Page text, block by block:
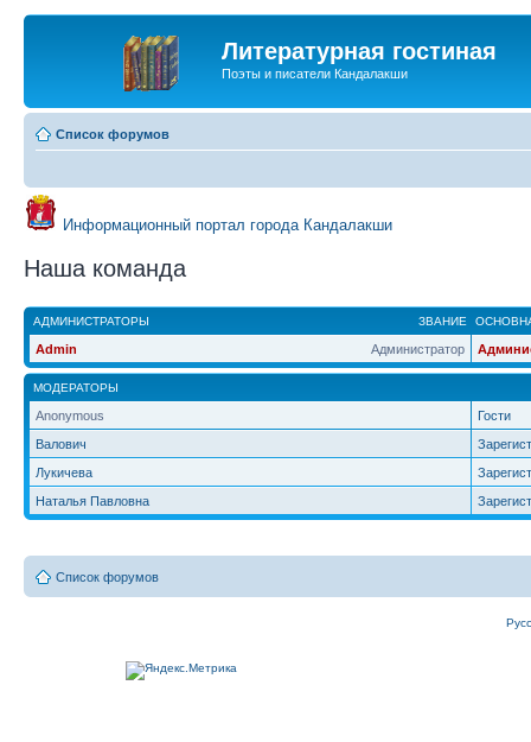
Литературная гостиная
Поэты и писатели Кандалакши
Список форумов
Информационный портал города Кандалакши
Наша команда
ЗВАНИЕ
АДМИНИСТРАТОРЫ
Администратор
Admin
МОДЕРАТОРЫ
Anonymous
Гости
Валович
Лукичева
Наталья Павловна
Список форумов